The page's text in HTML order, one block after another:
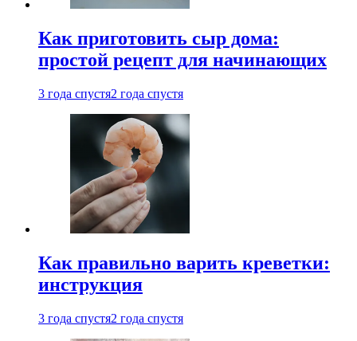
Как приготовить сыр дома:
простой рецепт для начинающих
3 года спустя2 года спустя
Как правильно варить креветки:
инструкция
3 года спустя2 года спустя